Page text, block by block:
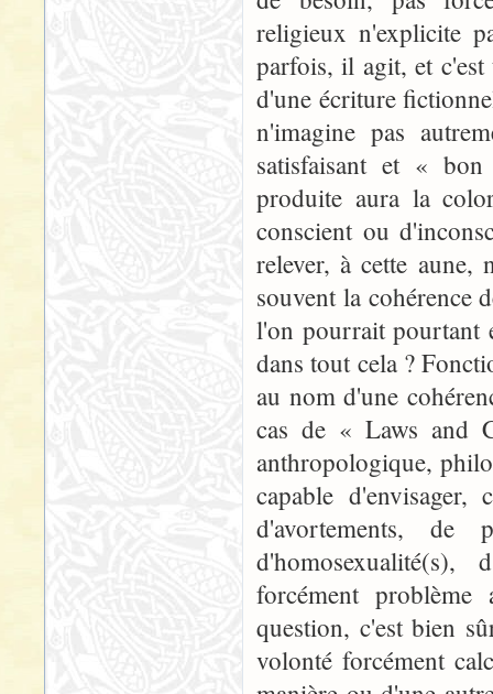
religieux n'explicite
parfois, il agit, et
d'une écriture
n'imagine pas
satisfaisant et «
produite aura la
conscient ou
relever, à cette aune,
souvent la cohérence
l'on pourrait pourtant
dans tout cela ?
au nom d'une
cas de « Laws and
anthropologique,
capable
d'avortements, de
forcément
question, c'est bien
volonté forcément